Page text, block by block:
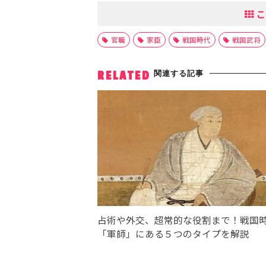
官職 家臣 戦国時代 戦国武将
RELATED 関連する記事
占術や外交、超常的な役割まで！戦国
「軍師」にある５つのタイプを解説